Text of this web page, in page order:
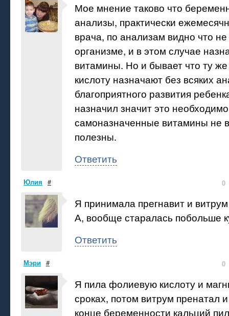
Мое мнение таково что
анализы, практически
врача, по анализам видно что не
организме, и в этом случае
витамины. Но и бывает что ту
кислоту назначают без всяких
благоприятного развития
назначил значит это
самоназначенные витамины не
полезны.
Ответить
Юлия # 0
Я принимала прегнавит и
А, вообще старалась побольше
Ответить
Мэри # 0
Я пила фолиевую кислоту и
сроках, потом витрум пренатал
конце беременности кальций